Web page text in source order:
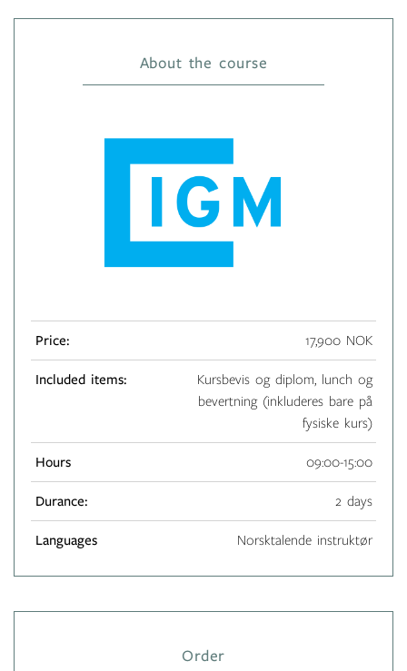
About the course
Price: 17,900 NOK
Included items:
Kursbevis og diplom, lunch og
bevertning (inkluderes bare på
fysiske kurs)
Hours 09:00-15:00
Durance: 2 days
Languages Norsktalende instruktør
Order